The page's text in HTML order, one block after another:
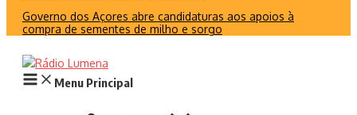
Governo dos Açores abre candidaturas aos apoios à
compra de sementes de milho e sorgo
Menu Principal